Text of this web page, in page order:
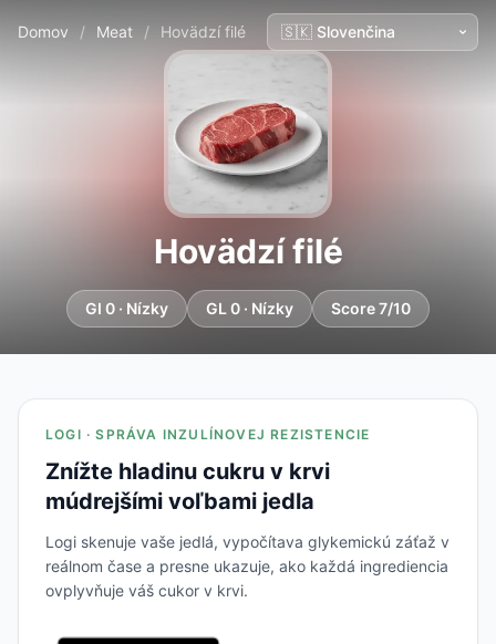
Domov / Meat / Hovädzí filé
Hovädzí filé
GI 0 · Nízky GL 0 · Nízky Score 7/10
LOGI · SPRÁVA INZULÍNOVEJ REZISTENCIE
Znížte hladinu cukru v krvi
múdrejšími voľbami jedla
Logi skenuje vaše jedlá, vypočítava glykemickú záťaž v
reálnom čase a presne ukazuje, ako každá ingrediencia
ovplyvňuje váš cukor v krvi.